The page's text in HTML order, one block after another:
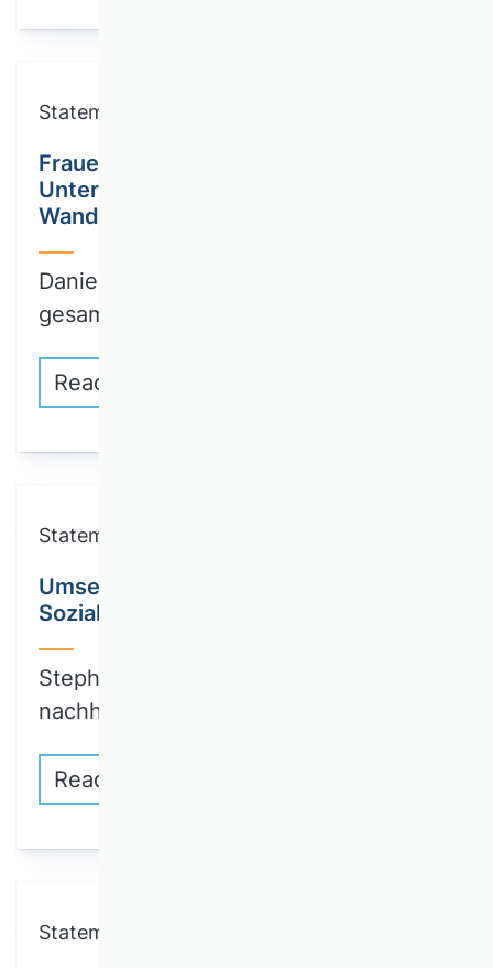
Statements
Frauen in Gründung und
Unternehmertum: Alle Zeichen auf
Wandel?
Daniela Gimenez (TU Dortmund): Im
gesamten…
Read more
Statements
Umsetzung des Lieferkettengesetzes:
Sozialaudits haben ihre Grenzen
Stephanie Schrage als Expertin für
nachhaltige…
Read more
Statements